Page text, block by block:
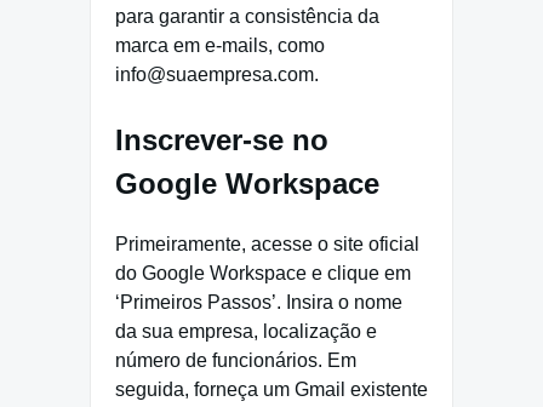
para garantir a consistência da
marca em e-mails, como
info@suaempresa.com.
Inscrever-se no
Google Workspace
Primeiramente, acesse o site oficial
do Google Workspace e clique em
‘Primeiros Passos’. Insira o nome
da sua empresa, localização e
número de funcionários. Em
seguida, forneça um Gmail existente